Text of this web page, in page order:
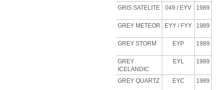
GRIS SATELITE 049 / EYV 1989
GREY METEOR EYY / FYY 1989
GREY STORM EYP 1989
GREY
ICELANDIC
EYL 1989
GREY QUARTZ EYC 1989